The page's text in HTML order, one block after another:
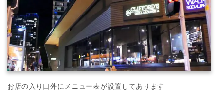
お店の入り口外にメニュー表が設置してあります